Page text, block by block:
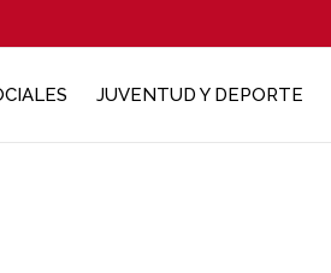
JUVENTUD Y DEPORTE